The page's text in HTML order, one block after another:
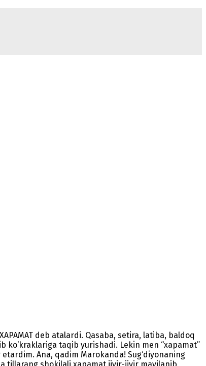
deb atalardi. Qasaba, setira, latiba, baldoq
ko‘kraklariga taqib yurishadi. Lekin men “xapamat”
Ana, qadim Marokanda! Sug‘diyonaning
tillarang shokilali xapamat jivir-jivir mavjlanib